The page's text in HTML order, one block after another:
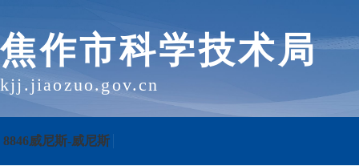
焦作市科学技术局
kjj.jiaozuo.gov.cn
8846威尼斯-威尼斯